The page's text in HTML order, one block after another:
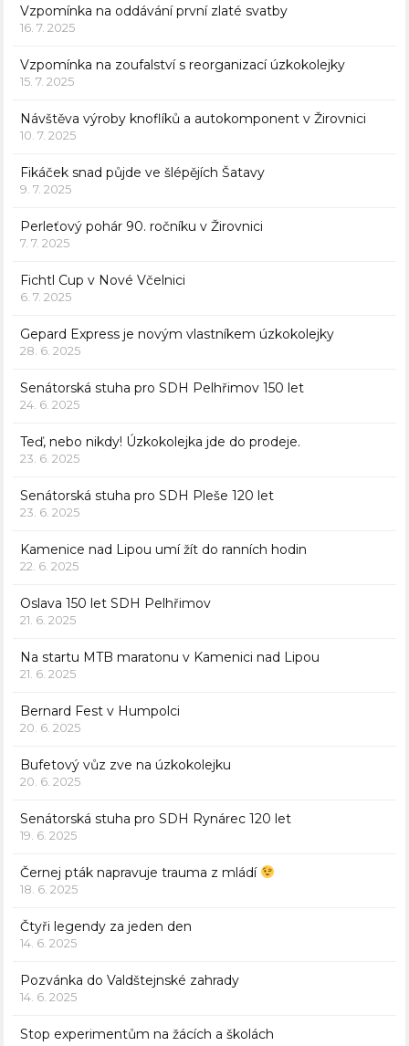
Vzpomínka na oddávání první zlaté svatby
16. 7. 2025
Vzpomínka na zoufalství s reorganizací úzkokolejky
15. 7. 2025
Návštěva výroby knoflíků a autokomponent v Žirovnici
10. 7. 2025
Fikáček snad půjde ve šlépějích Šatavy
9. 7. 2025
Perleťový pohár 90. ročníku v Žirovnici
7. 7. 2025
Fichtl Cup v Nové Včelnici
6. 7. 2025
Gepard Express je novým vlastníkem úzkokolejky
28. 6. 2025
Senátorská stuha pro SDH Pelhřimov 150 let
24. 6. 2025
Teď, nebo nikdy! Úzkokolejka jde do prodeje.
23. 6. 2025
Senátorská stuha pro SDH Pleše 120 let
23. 6. 2025
Kamenice nad Lipou umí žít do ranních hodin
22. 6. 2025
Oslava 150 let SDH Pelhřimov
21. 6. 2025
Na startu MTB maratonu v Kamenici nad Lipou
21. 6. 2025
Bernard Fest v Humpolci
20. 6. 2025
Bufetový vůz zve na úzkokolejku
20. 6. 2025
Senátorská stuha pro SDH Rynárec 120 let
19. 6. 2025
Černej pták napravuje trauma z mládí
18. 6. 2025
Čtyři legendy za jeden den
14. 6. 2025
Pozvánka do Valdštejnské zahrady
14. 6. 2025
Stop experimentům na žácích a školách